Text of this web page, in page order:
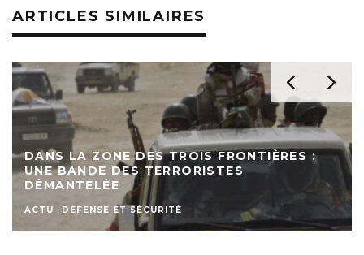
ARTICLES SIMILAIRES
DANS LA ZONE DES TROIS FRONTIÈRES :
UNE BANDE DES TERRORISTES
DÉMANTELÉE
ACTU DÉFENSE ET SÉCURITÉ